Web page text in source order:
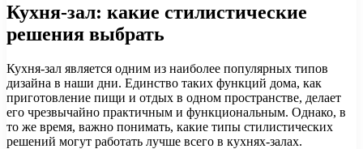
Кухня-зал: какие стилистические
решения выбрать
Кухня-зал является одним из наиболее популярных типов
дизайна в наши дни. Единство таких функций дома, как
приготовление пищи и отдых в одном пространстве, делает
его чрезвычайно практичным и функциональным. Однако, в
то же время, важно понимать, какие типы стилистических
решений могут работать лучше всего в кухнях-залах.